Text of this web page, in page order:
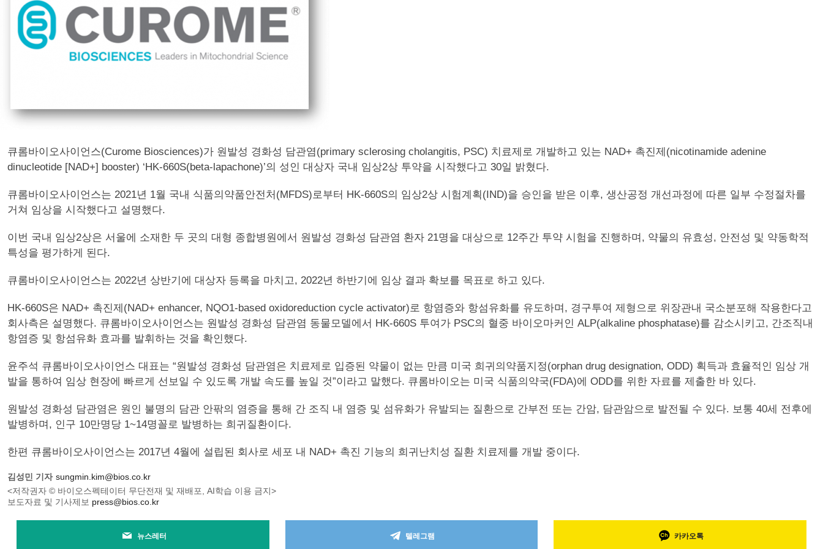
큐롬바이오사이언스(Curome Biosciences)가 원발성 경화성 담관염(primary sclerosing cholangitis, PSC) 치료제로 개발하고 있는 NAD+ 촉진제(nicotinamide adenine
dinucleotide [NAD+] booster) ‘HK-660S(beta-lapachone)’의 성인 대상자 국내 임상2상 투약을 시작했다고 30일 밝혔다.
큐롬바이오사이언스는 2021년 1월 국내 식품의약품안전처(MFDS)로부터 HK-660S의 임상2상 시험계획(IND)을 승인을 받은 이후, 생산공정 개선과정에 따른 일부 수정절차를
거쳐 임상을 시작했다고 설명했다.
이번 국내 임상2상은 서울에 소재한 두 곳의 대형 종합병원에서 원발성 경화성 담관염 환자 21명을 대상으로 12주간 투약 시험을 진행하며, 약물의 유효성, 안전성 및 약동학적
특성을 평가하게 된다.
큐롬바이오사이언스는 2022년 상반기에 대상자 등록을 마치고, 2022년 하반기에 임상 결과 확보를 목표로 하고 있다.
HK-660S은 NAD+ 촉진제(NAD+ enhancer, NQO1-based oxidoreduction cycle activator)로 항염증와 항섬유화를 유도하며, 경구투여 제형으로 위장관내 국소분포해 작용한다고
회사측은 설명했다. 큐롬바이오사이언스는 원발성 경화성 담관염 동물모델에서 HK-660S 투여가 PSC의 혈중 바이오마커인 ALP(alkaline phosphatase)를 감소시키고, 간조직내
항염증 및 항섬유화 효과를 발휘하는 것을 확인했다.
윤주석 큐롬바이오사이언스 대표는 “원발성 경화성 담관염은 치료제로 입증된 약물이 없는 만큼 미국 희귀의약품지정(orphan drug designation, ODD) 획득과 효율적인 임상 개
발을 통하여 임상 현장에 빠르게 선보일 수 있도록 개발 속도를 높일 것”이라고 말했다. 큐롬바이오는 미국 식품의약국(FDA)에 ODD를 위한 자료를 제출한 바 있다.
원발성 경화성 담관염은 원인 불명의 담관 안팎의 염증을 통해 간 조직 내 염증 및 섬유화가 유발되는 질환으로 간부전 또는 간암, 담관암으로 발전될 수 있다. 보통 40세 전후에
발병하며, 인구 10만명당 1~14명꼴로 발병하는 희귀질환이다.
한편 큐롬바이오사이언스는 2017년 4월에 설립된 회사로 세포 내 NAD+ 촉진 기능의 희귀난치성 질환 치료제를 개발 중이다.
김성민 기자 sungmin.kim@bios.co.kr
<저작권자 © 바이오스펙테이터 무단전재 및 재배포, AI학습 이용 금지>
보도자료 및 기사제보 press@bios.co.kr
뉴스레터 텔레그램 카카오톡